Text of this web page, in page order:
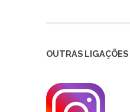
OUTRAS LIGAÇÕES